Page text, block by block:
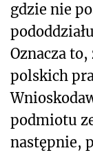
gdzie nie
Oznacza
polskich
podmiotu
następnie,